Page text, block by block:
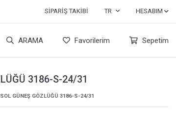
SIPARIŞ TAKIBI TR HESABIM
ARAMA Favorilerim Sepetim
3186-S-24/31
GÜNEŞ GÖZLÜĞÜ 3186-S-24/31